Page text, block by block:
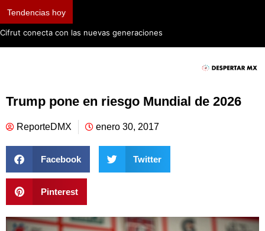
Tendencias hoy
Cifrut conecta con las nuevas generaciones
Trump pone en riesgo Mundial de 2026
ReporteDMX enero 30, 2017
Facebook Twitter
Pinterest